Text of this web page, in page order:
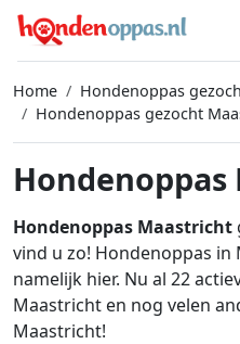
Home
Hondenoppas
Hondenoppas gezocht
Hondenoppas Maastricht
vind u zo! Hondenoppas
namelijk hier. Nu al 22
Maastricht en nog velen
Maastricht!